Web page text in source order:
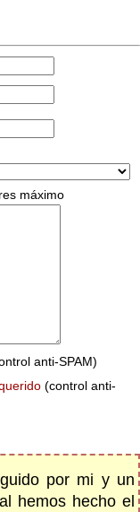
máximo
anti-SPAM)
(control anti-
por mi y un
hemos hecho el